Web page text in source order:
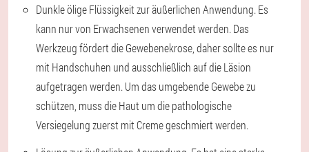
Dunkle ölige Flüssigkeit zur äußerlichen Anwendung. Es
kann nur von Erwachsenen verwendet werden. Das
Werkzeug fördert die Gewebenekrose, daher sollte es nur
mit Handschuhen und ausschließlich auf die Läsion
aufgetragen werden. Um das umgebende Gewebe zu
schützen, muss die Haut um die pathologische
Versiegelung zuerst mit Creme geschmiert werden.